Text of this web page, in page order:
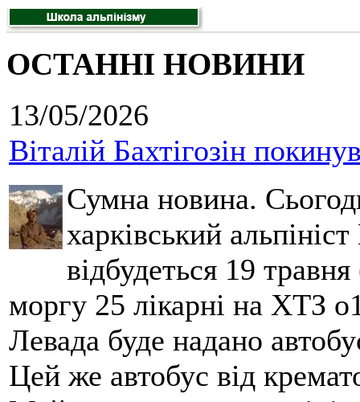
ОСТАННІ НОВИНИ
13/05/2026
Віталій Бахтігозін
Сумна новина.
харківський
відбудеться 19
моргу 25 лікарні на ХТЗ
Левада буде надано
Цей же автобус від